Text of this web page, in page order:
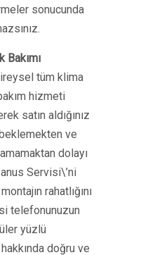
sonucunda
tüm klima
hizmeti
satın aldığınız
ve
dolayı
Servisi\’ni
rahatlığını
telefonunuzun
yüzlü
doğru ve